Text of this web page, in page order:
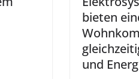
bieten
und